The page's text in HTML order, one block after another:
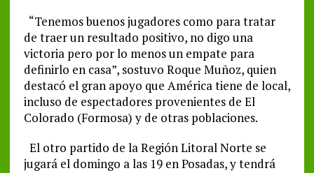
“Tenemos buenos jugadores como para tratar
de traer un resultado positivo, no digo una
victoria pero por lo menos un empate para
definirlo en casa”, sostuvo Roque Muñoz, quien
destacó el gran apoyo que América tiene de local,
incluso de espectadores provenientes de El
Colorado (Formosa) y de otras poblaciones.
El otro partido de la Región Litoral Norte se
jugará el domingo a las 19 en Posadas, y tendrá